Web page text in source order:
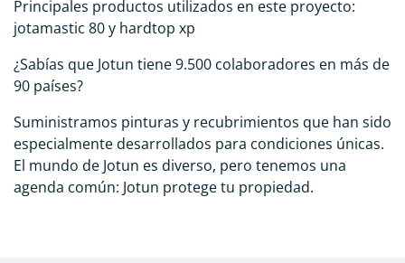
Principales productos utilizados en este proyecto:
jotamastic 80 y hardtop xp
¿Sabías que Jotun tiene 9.500 colaboradores en más de
90 países?
Suministramos pinturas y recubrimientos que han sido
especialmente desarrollados para condiciones únicas.
El mundo de Jotun es diverso, pero tenemos una
agenda común: Jotun protege tu propiedad.